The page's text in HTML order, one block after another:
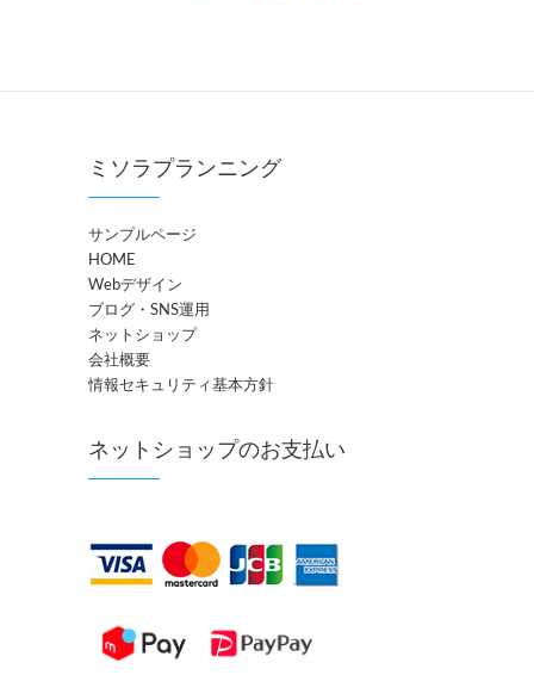
ミソラプランニング
サンプルページ
HOME
Webデザイン
ブログ・SNS運用
ネットショップ
会社概要
情報セキュリティ基本方針
ネットショップのお支払い